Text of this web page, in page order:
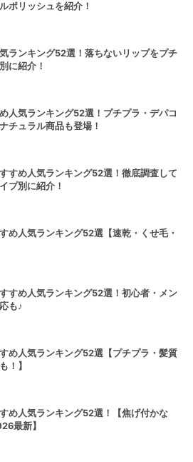
ポリッシュを紹介！
ランキング52選！落ちないリップをプチ
に紹介！
人気ランキング52選！プチプラ・デパコ
チュラル商品も登場！
すめ人気ランキング52選！徹底調査して
プ別に紹介！
め人気ランキング52選【速乾・くせ毛・
すめ人気ランキング52選！初心者・メン
も♪
め人気ランキング52選【プチプラ・髪質
！】
め人気ランキング52選！【焦げ付かな
最新】